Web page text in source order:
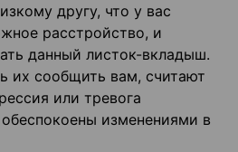
другу, что у вас
расстройство, и
данный листок-вкладыш.
их сообщить вам, считают
или тревога
изменениями в